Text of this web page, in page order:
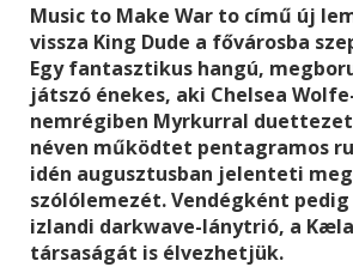
Music to Make War to című új
vissza King Dude a fővárosba
Egy fantasztikus hangú,
játszó énekes, aki Chelsea
nemrégiben Myrkurral
néven működtet pentagramos
idén augusztusban jelenteti
szólólemezét. Vendégként
izlandi darkwave-lánytrió, a
társaságát is élvezhetjük.